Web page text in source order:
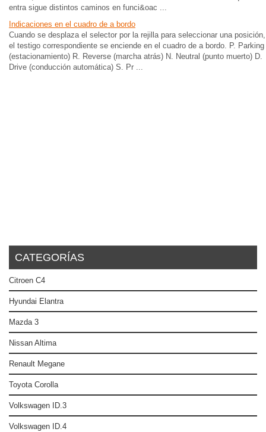
entra sigue distintos caminos en funci&oac ...
Indicaciones en el cuadro de a bordo
Cuando se desplaza el selector por la rejilla para seleccionar una posición,
el testigo correspondiente se enciende en el cuadro de a bordo. P. Parking
(estacionamiento) R. Reverse (marcha atrás) N. Neutral (punto muerto) D.
Drive (conducción automática) S. Pr ...
CATEGORÍAS
Citroen C4
Hyundai Elantra
Mazda 3
Nissan Altima
Renault Megane
Toyota Corolla
Volkswagen ID.3
Volkswagen ID.4